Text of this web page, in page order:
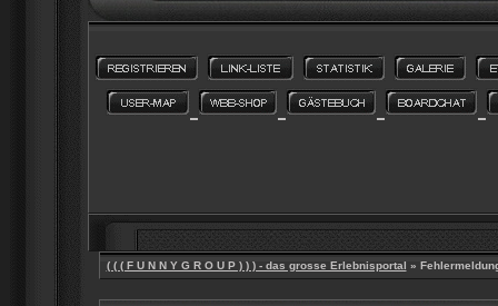
( ( ( F U N N Y G R O U P ) ) ) - das grosse Erlebnisportal »